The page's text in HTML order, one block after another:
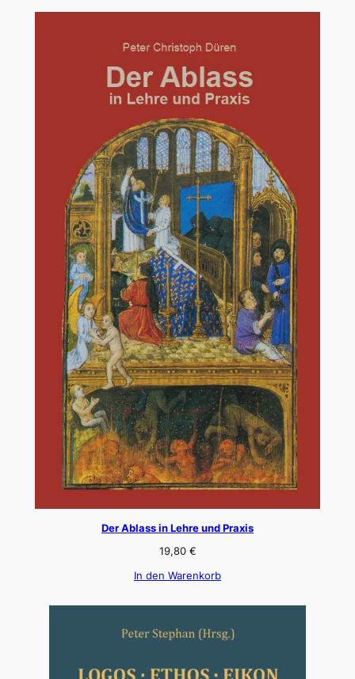
Der Ablass in Lehre und Praxis
19,80 €
In den Warenkorb